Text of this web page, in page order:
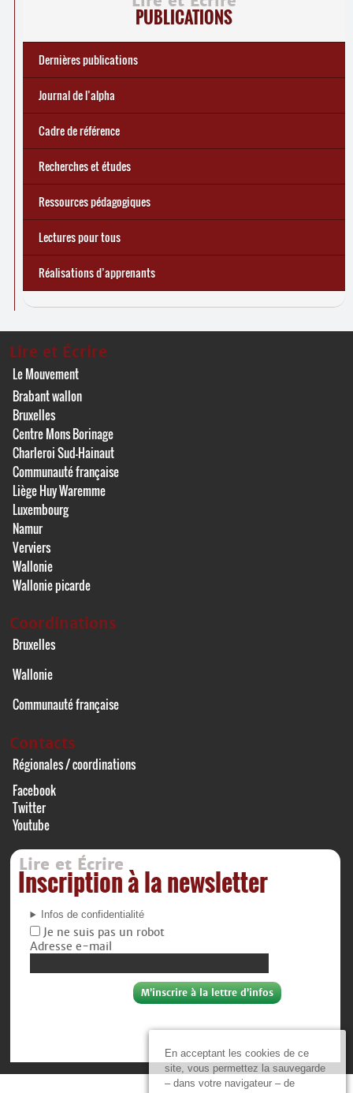
En acceptant les cookies de ce
site, vous permettez la sauvegarde
– dans votre navigateur – de
PUBLICATIONS
Dernières publications
Réforme des allocations de chômage : premiers bilans
d’une exclusion annoncée
🎬 L’alpha populaire : c’est quoi ?
Statistiques 2025 sur les apprenant
Journal de l’alpha 241 (2
écrire demain
... Tous les articles
Journal de l’alpha
Cadre de référence
Recherches et études
Ressources pédagogiques
Lectures pour tous
Réalisations d’apprenants
Lire et Écrire
Le Mouvement
Brabant wallon
Bruxelles
Centre Mons Borinage
Charleroi Sud-Hainaut
Communauté française
Liège Huy Waremme
Luxembourg
Namur
Verviers
Wallonie
Wallonie picarde
Coordinations
Bruxelles
Wallonie
Communauté française
Contacts
Régionales / coordinations
Facebook
Twitter
Youtube
Lire et Écrire
Inscription à la newsletter
Infos de confidentialité
Je ne suis pas un robot
Adresse e-mail